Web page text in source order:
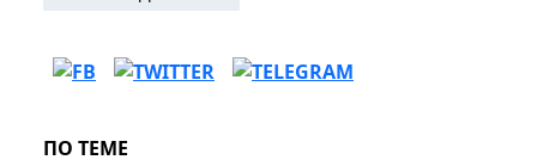
ПО ТЕМЕ